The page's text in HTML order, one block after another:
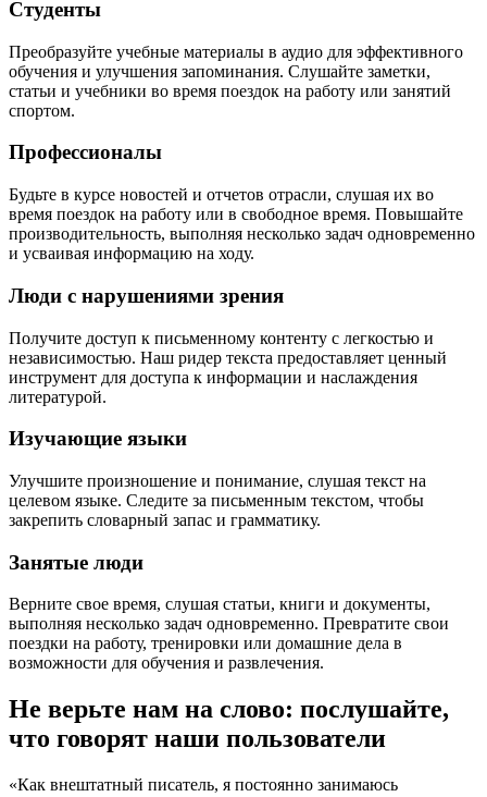
Студенты
Преобразуйте учебные материалы в аудио для эффективного
обучения и улучшения запоминания. Слушайте заметки,
статьи и учебники во время поездок на работу или занятий
спортом.
Профессионалы
Будьте в курсе новостей и отчетов отрасли, слушая их во
время поездок на работу или в свободное время. Повышайте
производительность, выполняя несколько задач одновременно
и усваивая информацию на ходу.
Люди с нарушениями зрения
Получите доступ к письменному контенту с легкостью и
независимостью. Наш ридер текста предоставляет ценный
инструмент для доступа к информации и наслаждения
литературой.
Изучающие языки
Улучшите произношение и понимание, слушая текст на
целевом языке. Следите за письменным текстом, чтобы
закрепить словарный запас и грамматику.
Занятые люди
Верните свое время, слушая статьи, книги и документы,
выполняя несколько задач одновременно. Превратите свои
поездки на работу, тренировки или домашние дела в
возможности для обучения и развлечения.
Не верьте нам на слово: послушайте,
что говорят наши пользователи
«Как внештатный писатель, я постоянно занимаюсь